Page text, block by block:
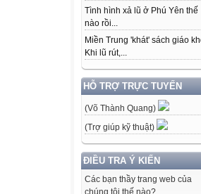
Tình hình xả lũ ở Phú Yên thế
nào rồi...
Miền Trung 'khát' sách giáo
Khi lũ rút,...
HỖ TRỢ TRỰC TUYẾN
(Võ Thành Quang)
(Trợ giúp kỹ thuật)
ĐIỀU TRA Ý KIẾN
Các bạn thầy trang web của
chúng tôi thế nào?